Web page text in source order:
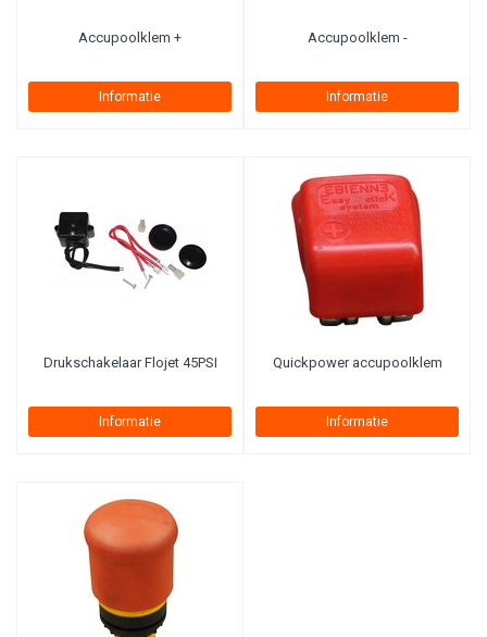
Accupoolklem +
Informatie
Accupoolklem -
Informatie
Drukschakelaar Flojet 45PSI
Informatie
Quickpower accupoolklem
Informatie